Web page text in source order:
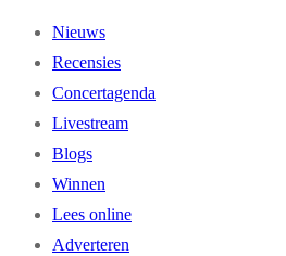
Nieuws
Recensies
Concertagenda
Livestream
Blogs
Winnen
Lees online
Adverteren